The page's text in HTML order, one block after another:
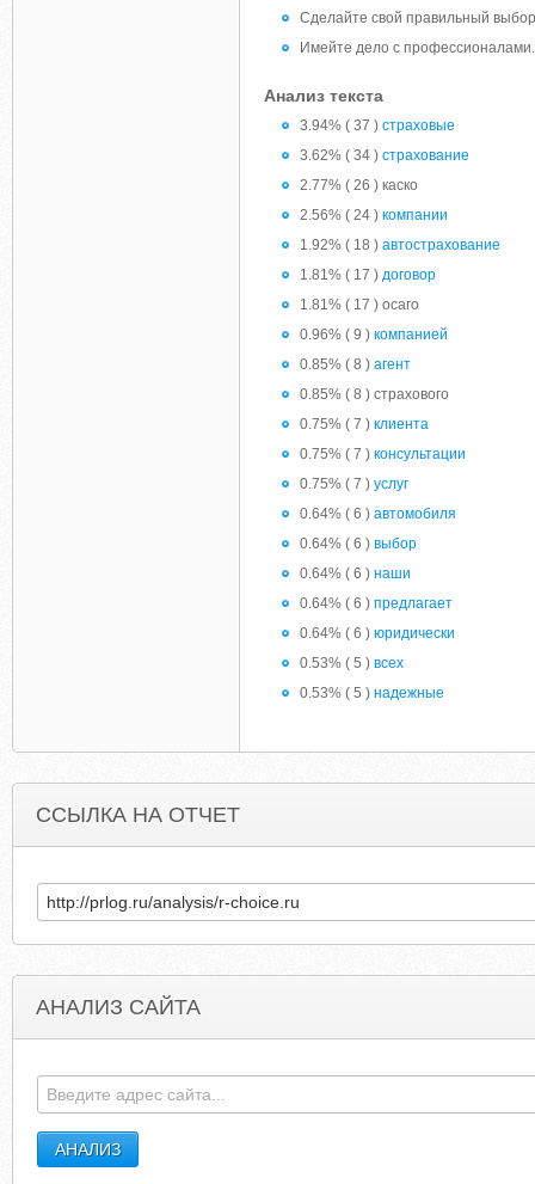
Сделайте свой правильный
Имейте дело с профессионалами.
Анализ текста
3.94% ( 37 ) страховые
3.62% ( 34 ) страхование
2.77% ( 26 ) каско
2.56% ( 24 ) компании
1.92% ( 18 ) автострахование
1.81% ( 17 ) договор
1.81% ( 17 ) осаго
0.96% ( 9 ) компанией
0.85% ( 8 ) агент
0.85% ( 8 ) страхового
0.75% ( 7 ) клиента
0.75% ( 7 ) консультации
0.75% ( 7 ) услуг
0.64% ( 6 ) автомобиля
0.64% ( 6 ) выбор
0.64% ( 6 ) наши
0.64% ( 6 ) предлагает
0.64% ( 6 ) юридически
0.53% ( 5 ) всех
0.53% ( 5 ) надежные
ССЫЛКА НА ОТЧЕТ
АНАЛИЗ САЙТА